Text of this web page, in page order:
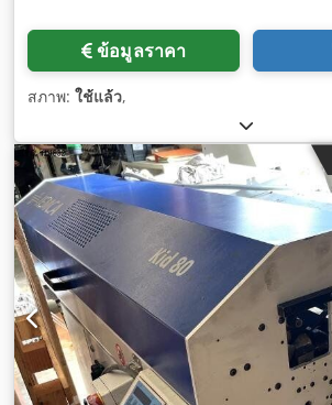
ข้อมูลราคา
สภาพ: ใช้แล้ว,